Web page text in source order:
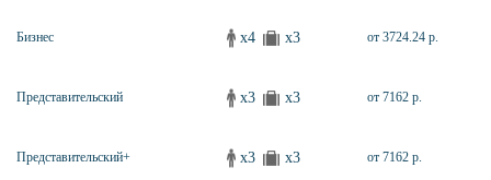
Бизнес x4 x3 от 3724.24 р.
Представительский x3 x3 от 7162 р.
Представительский+ x3 x3 от 7162 р.